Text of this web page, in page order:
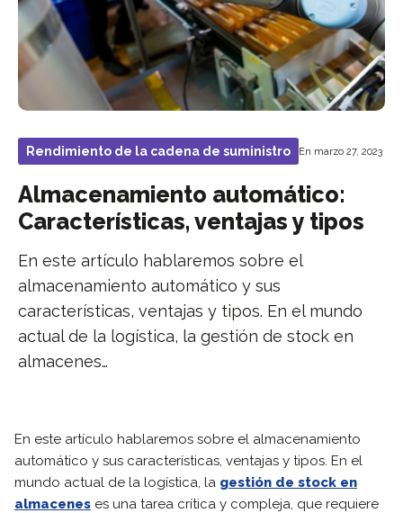
Rendimiento de la cadena de suministro En marzo 27, 2023
Almacenamiento automático:
Características, ventajas y tipos
En este artículo hablaremos sobre el
almacenamiento automático y sus
características, ventajas y tipos. En el mundo
actual de la logística, la gestión de stock en
almacenes…
En este artículo hablaremos sobre el almacenamiento
automático y sus características, ventajas y tipos. En el
mundo actual de la logística, la gestión de stock en
almacenes es una tarea crítica y compleja, que requiere